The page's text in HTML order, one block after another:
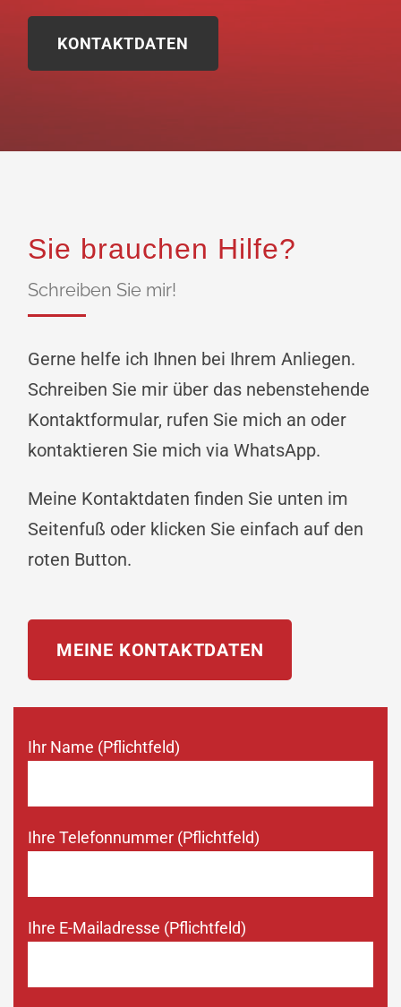
KONTAKTDATEN
Sie brauchen Hilfe?
Schreiben Sie mir!
Gerne helfe ich Ihnen bei Ihrem Anliegen.
Schreiben Sie mir über das nebenstehende
Kontaktformular, rufen Sie mich an oder
kontaktieren Sie mich via WhatsApp.
Meine Kontaktdaten finden Sie unten im
Seitenfuß oder klicken Sie einfach auf den
roten Button.
MEINE KONTAKTDATEN
Ihr Name (Pflichtfeld)
Ihre Telefonnummer (Pflichtfeld)
Ihre E-Mailadresse (Pflichtfeld)